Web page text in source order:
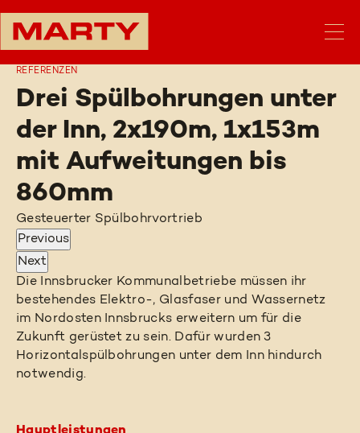
REFERENZEN
Drei Spülbohrungen unter
der Inn, 2x190m, 1x153m
mit Aufweitungen bis
860mm
Gesteuerter Spülbohrvortrieb
Previous
Next
Die Innsbrucker Kommunalbetriebe müssen ihr
bestehendes Elektro-, Glasfaser und Wassernetz
im Nordosten Innsbrucks erweitern um für die
Zukunft gerüstet zu sein. Dafür wurden 3
Horizontalspülbohrungen unter dem Inn hindurch
notwendig.